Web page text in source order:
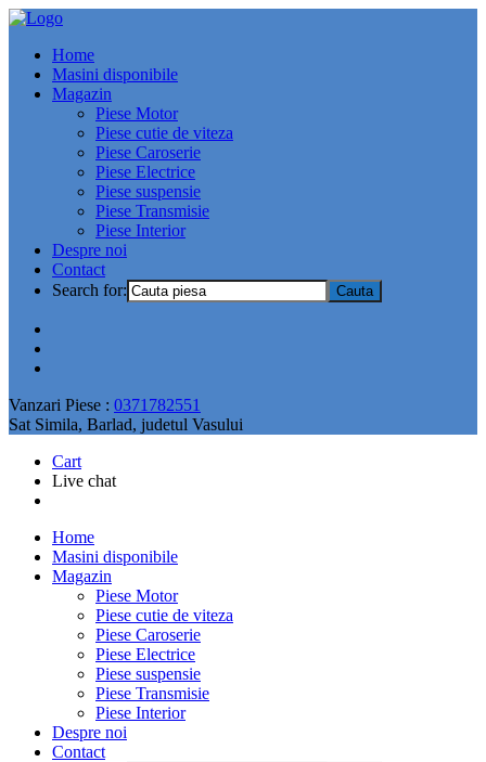
Home
Masini disponibile
Magazin
Piese Motor
Piese cutie de viteza
Piese Caroserie
Piese Electrice
Piese suspensie
Piese Transmisie
Piese Interior
Despre noi
Contact
Search for:
Vanzari Piese : 0371782551
Sat Simila, Barlad, judetul Vasului
Cart
Live chat
Home
Masini disponibile
Magazin
Piese Motor
Piese cutie de viteza
Piese Caroserie
Piese Electrice
Piese suspensie
Piese Transmisie
Piese Interior
Despre noi
Contact